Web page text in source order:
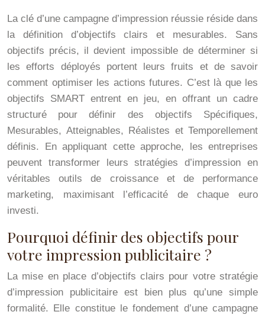
La clé d’une campagne d’impression réussie réside dans
la définition d’objectifs clairs et mesurables. Sans
objectifs précis, il devient impossible de déterminer si
les efforts déployés portent leurs fruits et de savoir
comment optimiser les actions futures. C’est là que les
objectifs SMART entrent en jeu, en offrant un cadre
structuré pour définir des objectifs Spécifiques,
Mesurables, Atteignables, Réalistes et Temporellement
définis. En appliquant cette approche, les entreprises
peuvent transformer leurs stratégies d’impression en
véritables outils de croissance et de performance
marketing, maximisant l’efficacité de chaque euro
investi.
Pourquoi définir des objectifs pour
votre impression publicitaire ?
La mise en place d’objectifs clairs pour votre stratégie
d’impression publicitaire est bien plus qu’une simple
formalité. Elle constitue le fondement d’une campagne